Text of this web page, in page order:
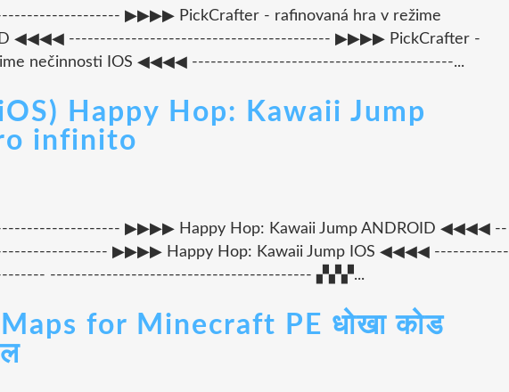
▶▶▶▶ PickCrafter - rafinovaná hra v režime
◀◀◀◀ ------------------------------------------ ▶▶▶▶ PickCrafter -
nečinnosti IOS ◀◀◀◀ ------------------------------------------...
Happy Hop: Kawaii Jump
infinito
▶▶▶▶ Happy Hop: Kawaii Jump ANDROID ◀◀◀◀ --
▶▶▶▶ Happy Hop: Kawaii Jump IOS ◀◀◀◀ ------------
------------------------------------------ ▞▞▞...
for Minecraft PE धोखा कोड